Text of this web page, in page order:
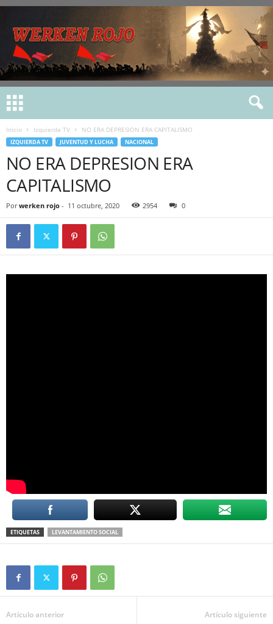
Inicio Izquierda TV NO ERA DEPRESION ERA CAPITALISMO
IZQUIERDA TV JUVENTUD Y LUCHA NACIONAL
NO ERA DEPRESION ERA
CAPITALISMO
Por werken rojo - 11 octubre, 2020 2954 0
ETIQUETAS LEVANTAMIENTO SOCIAL
Artículo anterior Artículo siguiente